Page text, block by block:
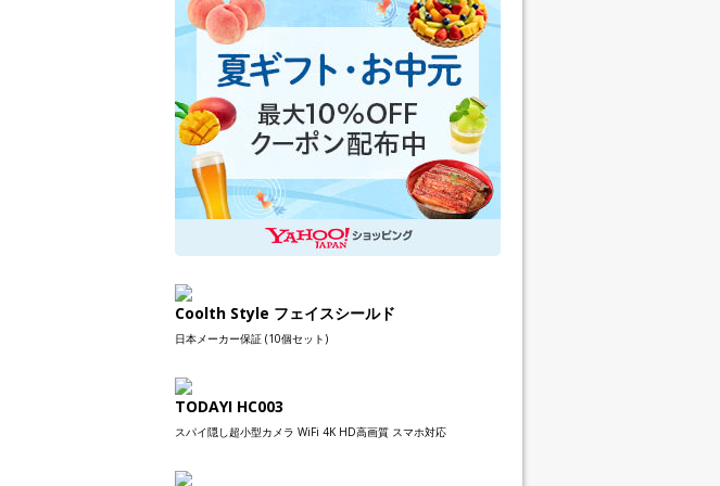
Coolth Style フェイスシールド
日本メーカー保証 (10個セット)
TODAYI HC003
スパイ隠し超小型カメラ WiFi 4K HD高画質 スマホ対応